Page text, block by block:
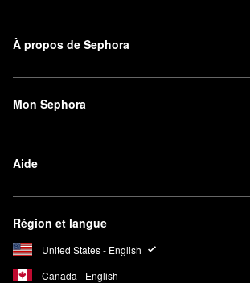
À propos de Sephora
Mon Sephora
Aide
Région et langue
United States - English
Canada - English